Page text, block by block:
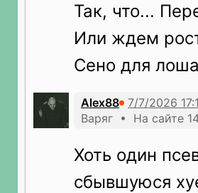
Так, что...
Или ждем
Сено для
Alex88
Варяг • На сайте
Хоть один
сбывшуюся